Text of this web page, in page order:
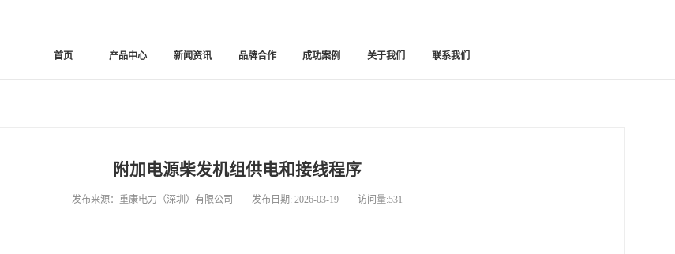
首页 产品中心 新闻资讯 品牌合作 成功案例 关于我们 联系我们
附加电源柴发机组供电和接线程序
发布来源：重康电力（深圳）有限公司 发布日期: 2026-03-19 访问量:531